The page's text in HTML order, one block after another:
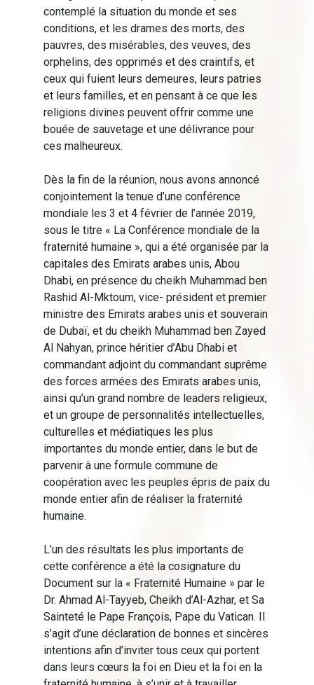
contemplé la situation du monde et ses
conditions, et les drames des morts, des
pauvres, des misérables, des veuves, des
orphelins, des opprimés et des craintifs, et
ceux qui fuient leurs demeures, leurs patries
et leurs familles, et en pensant à ce que les
religions divines peuvent offrir comme une
bouée de sauvetage et une délivrance pour
ces malheureux.
Dès la fin de la réunion, nous avons annoncé
conjointement la tenue d’une conférence
mondiale les 3 et 4 février de l’année 2019,
sous le titre « La Conférence mondiale de la
fraternité humaine », qui a été organisée par la
capitales des Emirats arabes unis, Abou
Dhabi, en présence du cheikh Muhammad ben
Rashid Al-Mktoum, vice- président et premier
ministre des Emirats arabes unis et souverain
de Dubaï, et du cheikh Muhammad ben Zayed
Al Nahyan, prince héritier d’Abu Dhabi et
commandant adjoint du commandant suprême
des forces armées des Emirats arabes unis,
ainsi qu’un grand nombre de leaders religieux,
et un groupe de personnalités intellectuelles,
culturelles et médiatiques les plus
importantes du monde entier, dans le but de
parvenir à une formule commune de
coopération avec les peuples épris de paix du
monde entier afin de réaliser la fraternité
humaine.
L’un des résultats les plus importants de
cette conférence a été la cosignature du
Document sur la « Fraternité Humaine » par le
Dr. Ahmad Al-Tayyeb, Cheikh d’Al-Azhar, et Sa
Sainteté le Pape François, Pape du Vatican. Il
s’agit d’une déclaration de bonnes et sincères
intentions afin d’inviter tous ceux qui portent
dans leurs cœurs la foi en Dieu et la foi en la